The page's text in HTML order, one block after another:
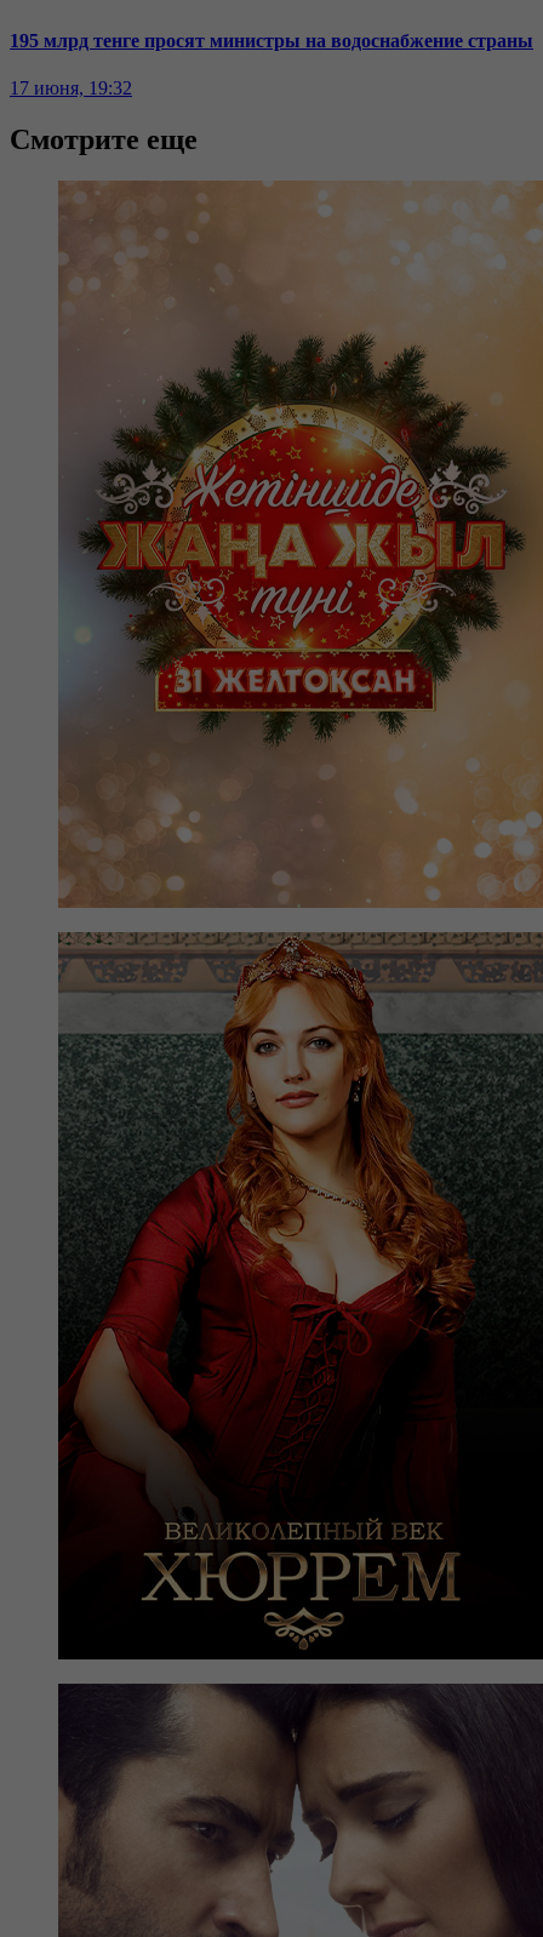
195 млрд тенге просят министры на водоснабжение страны
17 июня, 19:32
Смотрите еще